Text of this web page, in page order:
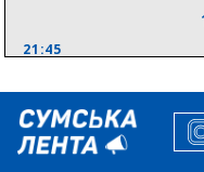
здобула головну
21:45
збільшити
виробників”, – нардеп